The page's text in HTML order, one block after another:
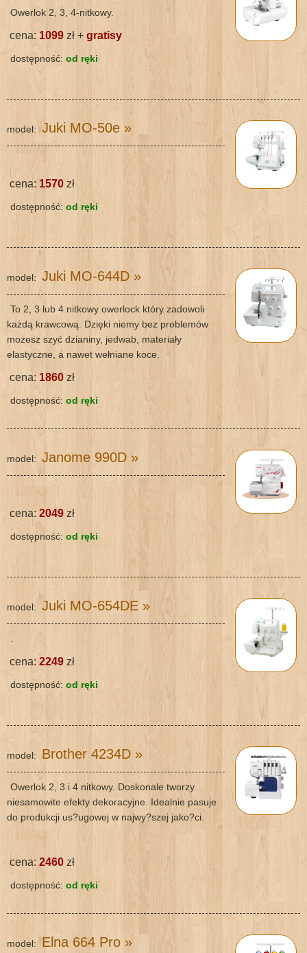
Owerlok 2, 3, 4-nitkowy.
cena:1099 zł + gratisy
dostępność: od ręki
model: Juki MO-50e »
cena: 1570 zł
dostępność: od ręki
model: Juki MO-644D »
To 2, 3 lub 4 nitkowy owerlock który zadowoli
każdą krawcową. Dzięki niemy bez problemów
możesz szyć dzianiny, jedwab, materiały
elastyczne, a nawet wełniane koce.
cena:1860 zł
dostępność: od ręki
model: Janome 990D »
cena: 2049 zł
dostępność: od ręki
model: Juki MO-654DE »
cena: 2249 zł
dostępność: od ręki
model: Brother 4234D »
Owerlok 2, 3 i 4 nitkowy. Doskonale tworzy
niesamowite efekty dekoracyjne. Idealnie pasuje
do produkcji us?ugowej w najwy?szej jako?ci.
cena: 2460 zł
dostępność: od ręki
model: Elna 664 Pro »